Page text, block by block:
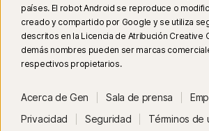
países. El robot Android se reproduce o
creado y compartido por Google y se utiliza
descritos en la Licencia de Atribución Creative
demás nombres pueden ser marcas
respectivos propietarios.
Acerca de Gen Sala de prensa
Privacidad
Seguridad Términos de